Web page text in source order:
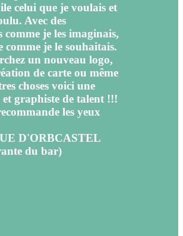
celui que je voulais et
Avec des
je les imaginais,
comme je le souhaitais.
un nouveau logo,
de carte ou même
choses voici une
graphiste de talent !!!
les yeux
D'ORBCASTEL
du bar)